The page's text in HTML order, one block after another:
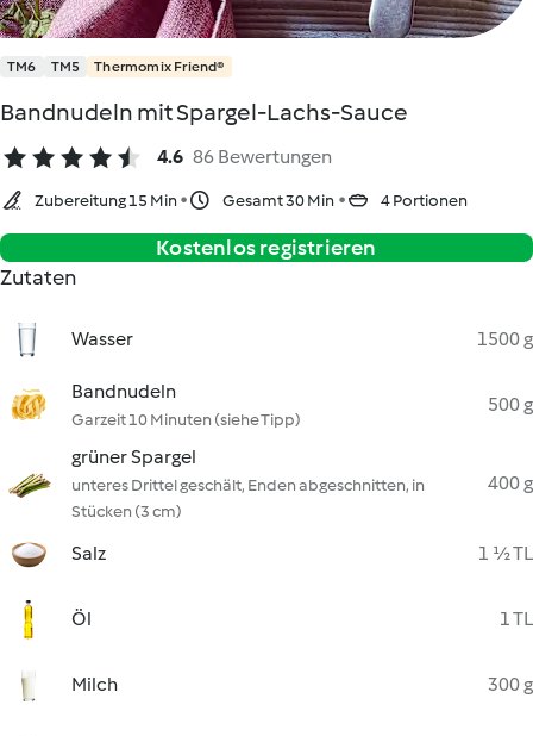
TM6 TM5 Thermomix Friend®
Bandnudeln mit Spargel-Lachs-Sauce
4.6 86 Bewertungen
Zubereitung 15 Min Gesamt 30 Min 4 Portionen
Kostenlos registrieren
Zutaten
Wasser 1500 g
Bandnudeln
Garzeit 10 Minuten (siehe Tipp)
500 g
grüner Spargel
unteres Drittel geschält, Enden abgeschnitten, in
Stücken (3 cm)
400 g
Salz 1 ½ TL
Öl 1 TL
Milch 300 g